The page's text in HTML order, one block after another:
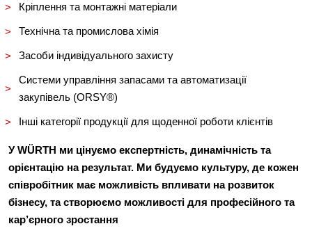
Кріплення та монтажні матеріали
Технічна та промислова хімія
Засоби індивідуального захисту
Системи управління запасами та автоматизації
закупівель (ORSY®)
Інші категорії продукції для щоденної роботи клієнтів
У WÜRTH ми цінуємо експертність, динамічність та
орієнтацію на результат. Ми будуємо культуру, де кожен
співробітник має можливість впливати на розвиток
бізнесу, та створюємо можливості для професійного та
кар’єрного зростання